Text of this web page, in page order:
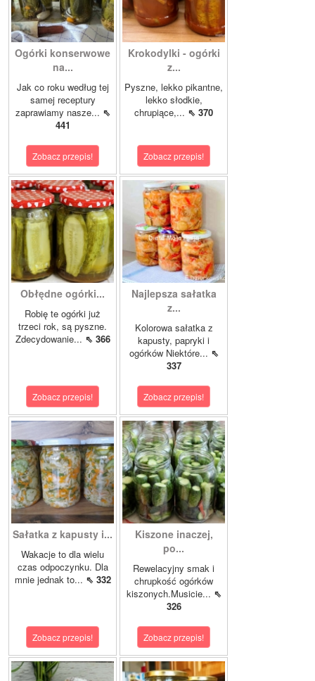
Ogórki konserwowe
na...
Jak co roku według tej
samej receptury
zaprawiamy nasze... ⇖
441
Zobacz przepis!
Krokodylki - ogórki
z...
Pyszne, lekko pikantne,
lekko słodkie,
chrupiące,... ⇖ 370
Zobacz przepis!
Obłędne ogórki...
Robię te ogórki już
trzeci rok, są pyszne.
Zdecydowanie... ⇖ 366
Zobacz przepis!
Najlepsza sałatka
z...
Kolorowa sałatka z
kapusty, papryki i
ogórków Niektóre... ⇖
337
Zobacz przepis!
Sałatka z kapusty i...
Wakacje to dla wielu
czas odpoczynku. Dla
mnie jednak to... ⇖ 332
Zobacz przepis!
Kiszone inaczej,
po...
Rewelacyjny smak i
chrupkość ogórków
kiszonych.Musicie... ⇖
326
Zobacz przepis!